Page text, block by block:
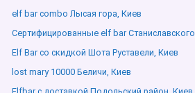
elf bar combo Лысая гора, Киев
Сертифицированные elf bar
Elf Bar со скидкой Шота Руставели, Киев
lost mary 10000 Беличи, Киев